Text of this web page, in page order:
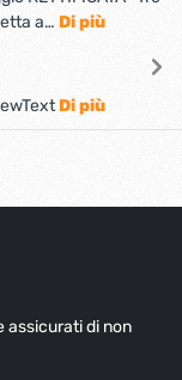
a… Di più
Di più
assicurati di non